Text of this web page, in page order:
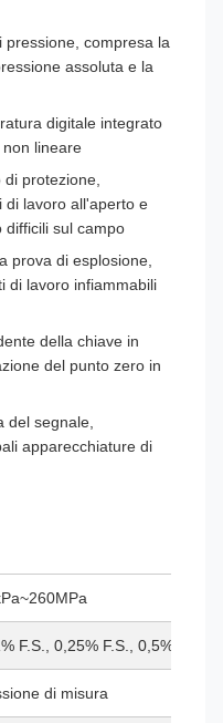
compresa la
assoluta e la
digitale integrato
lineare
protezione,
di lavoro all'aperto e
difficili sul campo
prova di esplosione,
di lavoro infiammabili
della chiave in
del punto zero in
del segnale,
apparecchiature di
F.S., 0,25% F.S., 0,5% F.S.
di misura